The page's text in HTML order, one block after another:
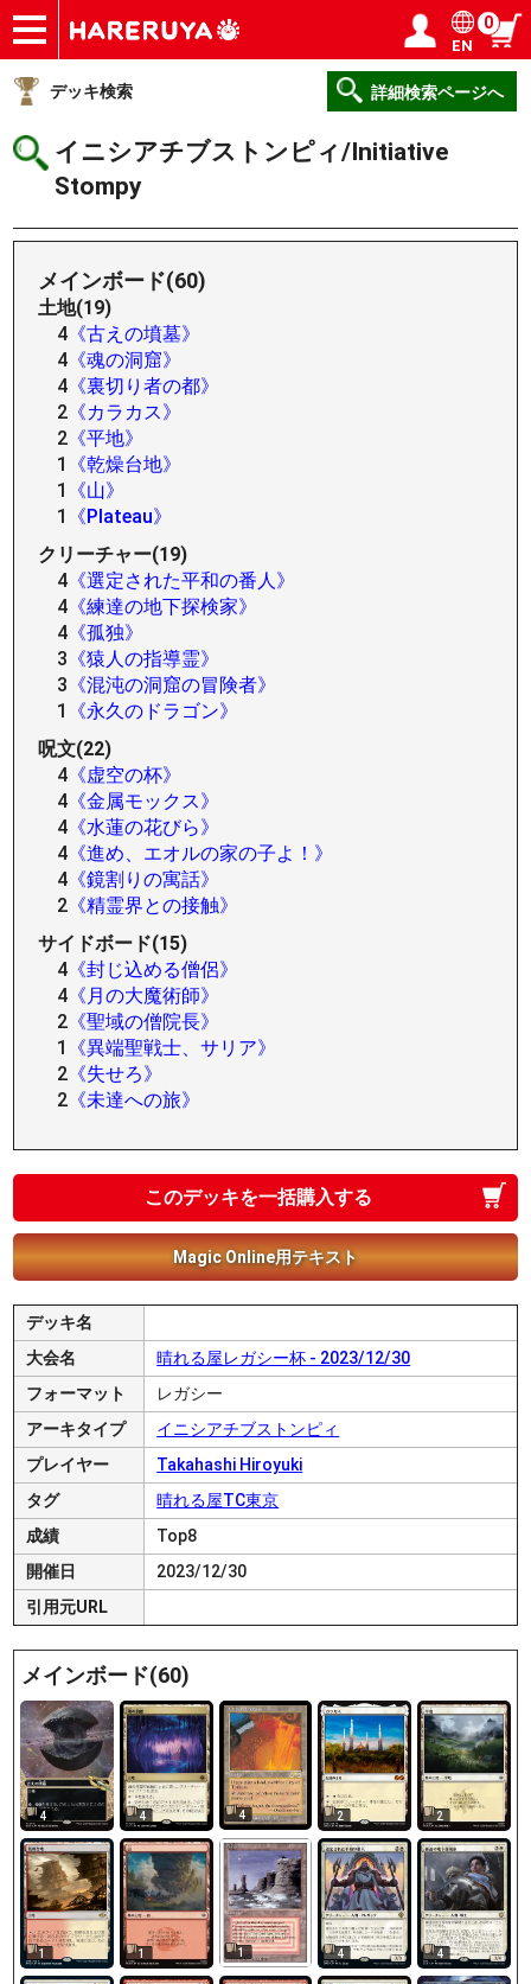
ショップ
買取
記事
デッキ検索
デッキ構築
選手一覧
店舗一覧
イベント
ヘルプ
お問い合わせ ログイン／会員登録
EN
0
デッキ検索 詳細検索ページへ
イニシアチブストンピィ/Initiative
Stompy
メインボード(60)
土地(19)
4 《古えの墳墓》
4 《魂の洞窟》
4 《裏切り者の都》
2 《カラカス》
2 《平地》
1
《乾燥台地》
1
《山》
1
《Plateau》
クリーチャー(19)
4 《選定された平和の番人》
4 《練達の地下探検家》
4 《孤独》
3 《猿人の指導霊》
3 《混沌の洞窟の冒険者》
1
《永久のドラゴン》
呪文(22)
4 《虚空の杯》
4 《金属モックス》
4 《水蓮の花びら》
4 《進め、エオルの家の子よ！》
4 《鏡割りの寓話》
2 《精霊界との接触》
サイドボード(15)
4 《封じ込める僧侶》
4 《月の大魔術師》
2 《聖域の僧院長》
1
《異端聖戦士、サリア》
2 《失せろ》
2 《未達への旅》
このデッキを一括購入する
Magic Online用テキスト
デッキ名
大会名
晴れる屋レガシー杯 - 2023/12/30
フォーマット
レガシー
アーキタイプ
イニシアチブストンピィ
プレイヤー
Takahashi Hiroyuki
タグ
晴れる屋TC東京
成績
Top8
開催日
2023/12/30
引用元URL
メインボード(60)
4 4 4 2 2
1 1 1 4 4